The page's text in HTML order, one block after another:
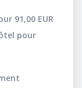
91,00 EUR
pour